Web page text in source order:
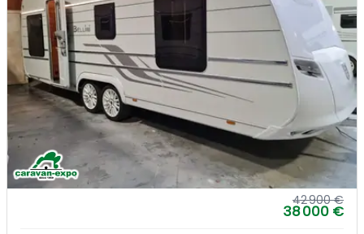
42 900 €
38 000 €